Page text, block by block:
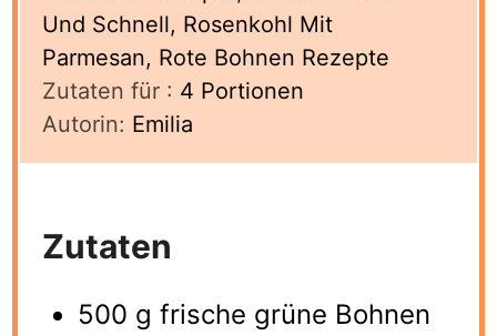
Und Schnell, Rosenkohl Mit
Parmesan, Rote Bohnen Rezepte
Zutaten für : 4 Portionen
Autorin: Emilia
Zutaten
500 g frische grüne Bohnen